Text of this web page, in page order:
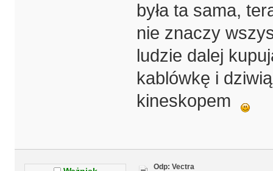
była ta sama,
nie znaczy
ludzie dalej
kablówkę i
kineskopem
Odp: Vectra